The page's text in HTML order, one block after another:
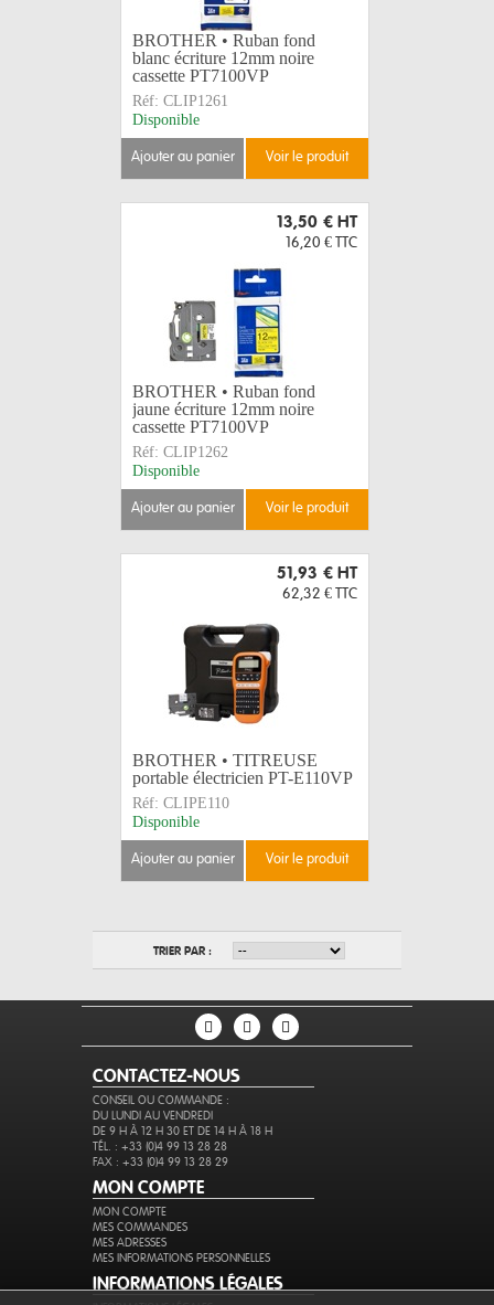
BROTHER • Ruban fond
blanc écriture 12mm noire
cassette PT7100VP
Réf: CLIP1261
Disponible
ajouter au panier voir le produit
13,50 € HT
16,20 € TTC
BROTHER • Ruban fond
jaune écriture 12mm noire
cassette PT7100VP
Réf: CLIP1262
Disponible
ajouter au panier voir le produit
51,93 € HT
62,32 € TTC
BROTHER • TITREUSE
portable électricien PT-E110VP
Réf: CLIPE110
Disponible
ajouter au panier voir le produit
TRIER PAR :
CONTACTEZ-NOUS
CONSEIL OU COMMANDE :
DU LUNDI AU VENDREDI
DE 9 H À 12 H 30 ET DE 14 H À 18 H
TÉL. : +33 (0)4 99 13 28 28
FAX : +33 (0)4 99 13 28 29
MON COMPTE
MON COMPTE
MES COMMANDES
MES ADRESSES
MES INFORMATIONS PERSONNELLES
INFORMATIONS LÉGALES